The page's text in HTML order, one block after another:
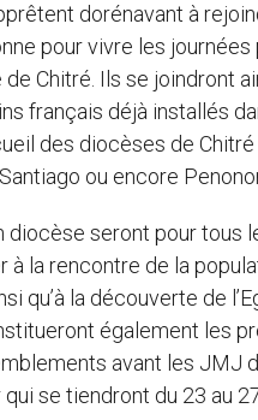
dorénavant à
pour vivre les
Chitré. Ils se joindront
français déjà installés
des diocèses de
ou encore
diocèse seront pour tous
à la rencontre de la
qu’à la découverte de
également les
avant les JMJ
se tiendront du 23 au